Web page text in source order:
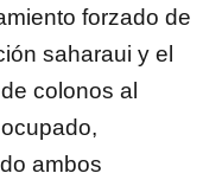
forzado de
saharaui y el
colonos al
ambos